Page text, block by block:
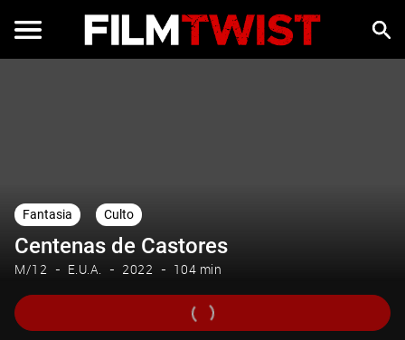
Fantasia Culto
Centenas de Castores
M/12 E.U.A. 2022 104 min